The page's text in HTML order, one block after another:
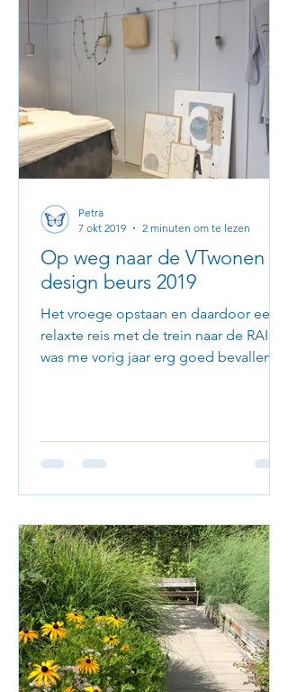
Op weg naar de VTwonen &
design beurs 2019
Het vroege opstaan en daardoor een
relaxte reis met de trein naar de RAI
was me vorig jaar erg goed bevallen.
Petra
7 okt 2019
2 minuten om te lezen